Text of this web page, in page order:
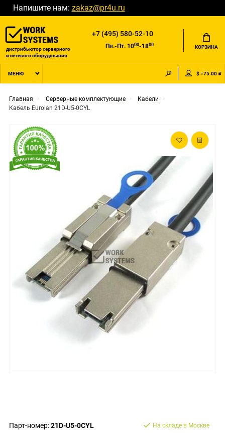
Напишите нам: zakaz@pr4u.ru
дистрибьютор серверного
и сетевого оборудования
+7 (495) 580-52-10
Пн.-Пт. 1000-1800 КОРЗИНА
МЕНЮ $ =75.00 ₽
Главная Серверные комплектующие
Кабели
Кабель Eurolan 21D-U5-0CYL
Парт-номер:21D-U5-0CYL На складе в Москве